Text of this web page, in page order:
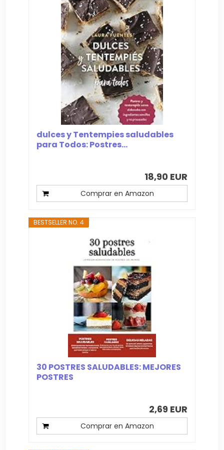
dulces y Tentempies saludables
para Todos: Postres...
18,90 EUR
Comprar en Amazon
BESTSELLER NO. 4
30 POSTRES SALUDABLES: MEJORES
POSTRES
2,69 EUR
Comprar en Amazon